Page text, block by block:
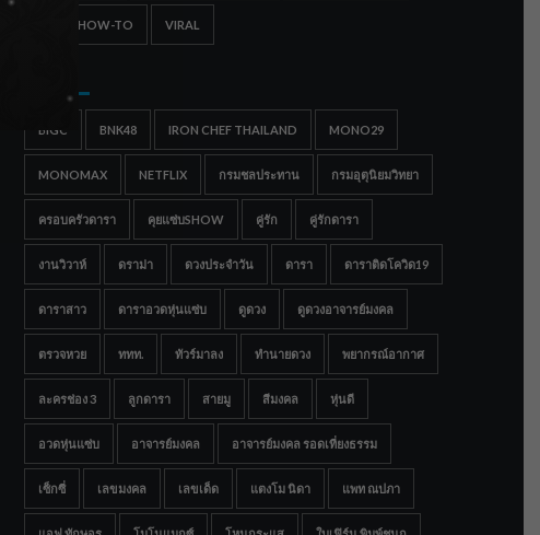
TIPS & HOW-TO VIRAL
BIGC BNK48 IRON CHEF THAILAND MONO29
MONOMAX NETFLIX กรมชลประทาน กรมอุตุนิยมวิทยา
ครอบครัวดารา คุยแซ่บSHOW คู่รัก คู่รักดารา
งานวิวาห์ ดราม่า ดวงประจำวัน ดารา ดาราติดโควิด19
ดาราสาว ดาราอวดหุ่นแซ่บ ดูดวง ดูดวงอาจารย์มงคล
ตรวจหวย ททท. ทัวร์มาลง ทำนายดวง พยากรณ์อากาศ
ละครช่อง 3 ลูกดารา สายมู สีมงคล หุ่นดี
อวดหุ่นแซ่บ อาจารย์มงคล อาจารย์มงคล รอดเที่ยงธรรม
เซ็กซี่ เลขมงคล เลขเด็ด แตงโม นิดา แพท ณปภา